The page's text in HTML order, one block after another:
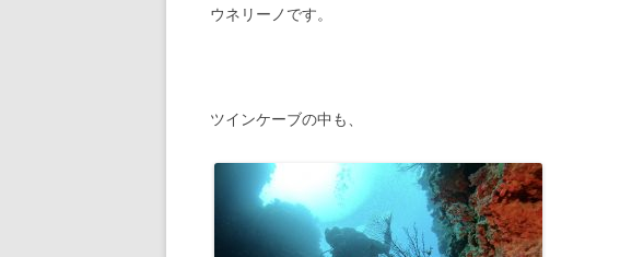
ウネリーノです。
ツインケーブの中も、